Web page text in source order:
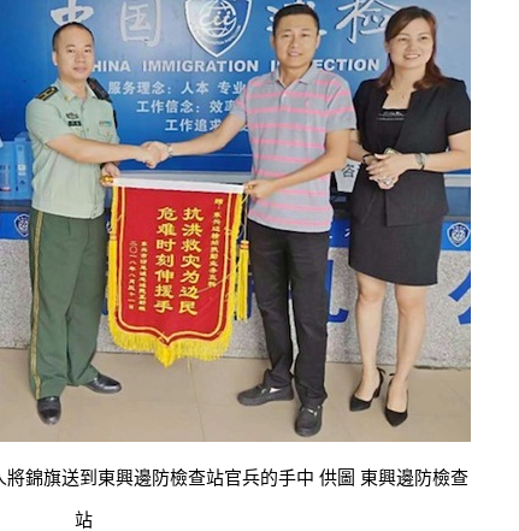
旗送到東興邊防檢查站官兵的手中 供圖 東興邊防檢查
站